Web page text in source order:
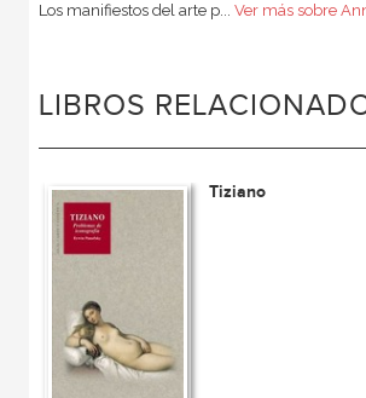
Los manifiestos del arte p... Ver más sobre
LIBROS
Tiziano